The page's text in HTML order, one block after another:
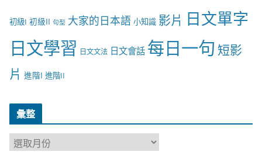
初級I 初級II 句型 大家的日本語 小知識 影片 日文單字
日文學習 日文文法 日文會話 每日一句 短影
片 進階I 進階II
彙整
彙